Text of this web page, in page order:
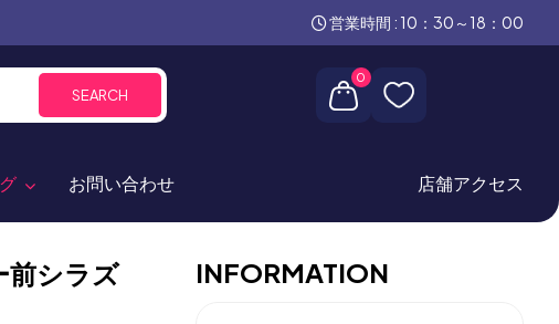
営業時間 : 10：30～18：00
SEARCH
0
お問い合わせ 店舗アクセス
前シラズ
INFORMATION